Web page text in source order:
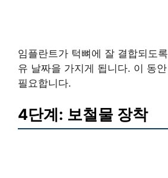
임플란트가 턱뼈에 잘 결합되도
유 날짜을 가지게 됩니다. 이 동
필요합니다.
4단계: 보철물 장착